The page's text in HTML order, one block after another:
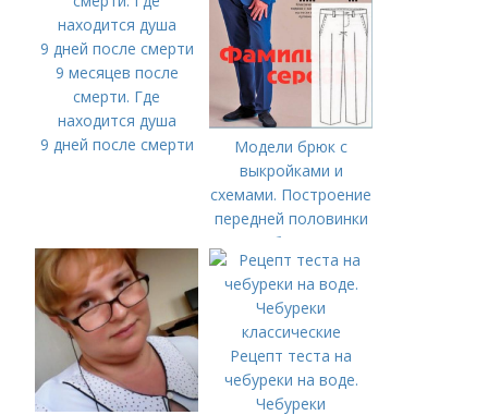
9 месяцев после
смерти. Где
находится душа
9 дней после смерти
Модели брюк с
выкройками и
схемами. Построение
передней половинки
брюк
Рецепт теста на
чебуреки на воде.
Чебуреки